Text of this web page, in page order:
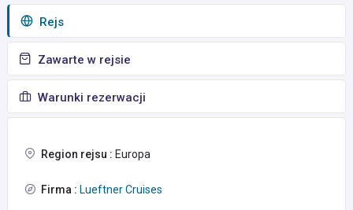
Rejs
Zawarte w rejsie
Warunki rezerwacji
Region rejsu : Europa
Firma : Lueftner Cruises